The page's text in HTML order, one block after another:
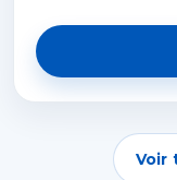
Voir